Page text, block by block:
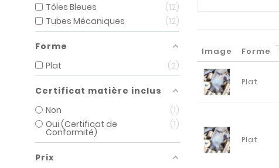
Tôles Bleues
12
Tubes Mécaniques
12
Forme
Plat
2
Certificat matière inclus
Non
1
Oui (Certificat de
Conformité)
1
Prix
Image Forme
Plat
Plat